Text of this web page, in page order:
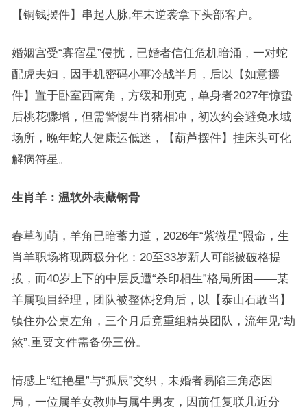
【铜钱摆件】串起人脉,年末逆袭拿下头部客户。
婚姻宫受“寡宿星”侵扰，已婚者信任危机暗涌，一对蛇
配虎夫妇，因手机密码小事冷战半月，后以【如意摆
件】置于卧室西南角，方缓和刑克，单身者2027年惊蛰
后桃花骤增，但需警惕生肖猪相冲，初次约会避免水域
场所，晚年蛇人健康运低迷，【葫芦摆件】挂床头可化
解病符星。
生肖羊：温软外表藏钢骨
春草初萌，羊角已暗蓄力道，2026年“紫微星”照命，生
肖羊职场将现两极分化：20至33岁新人可能被破格提
拔，而40岁上下的中层反遭“杀印相生”格局所困——某
羊属项目经理，团队被整体挖角后，以【泰山石敢当】
镇住办公桌左角，三个月后竟重组精英团队，流年见“劫
煞”,重要文件需备份三份。
情感上“红艳星”与“孤辰”交织，未婚者易陷三角恋困
局，一位属羊女教师与属牛男友，因前任复联几近分